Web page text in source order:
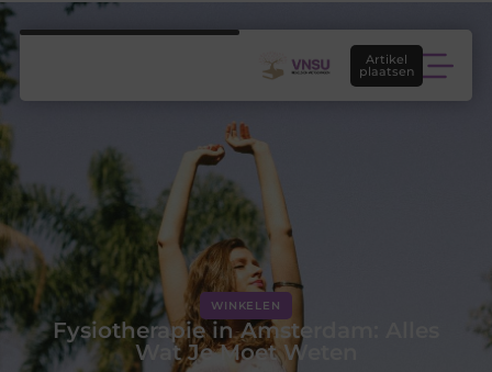
Artikel
plaatsen
WINKELEN
Fysiotherapie in Amsterdam: Alles
Wat Je Moet Weten